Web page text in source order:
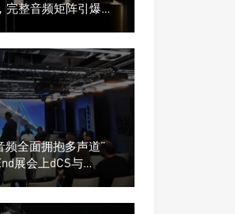
完整音频矩阵引爆关
频全面拥抱多声道”
展会上dCS与
声道演示系统